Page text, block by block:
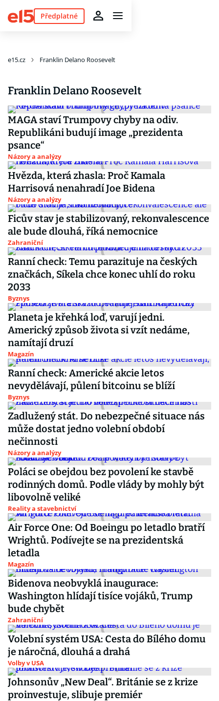
Předplatné
e15.cz Franklin Delano Roosevelt
Franklin Delano Roosevelt
MAGA staví Trumpovy chyby na odiv.
Republikáni budují image „prezidenta
psance“
Názory a analýzy
Hvězda, která zhasla: Proč Kamala
Harrisová nenahradí Joe Bidena
Názory a analýzy
Ficův stav je stabilizovaný, rekonvalescence
ale bude dlouhá, říká nemocnice
Zahraniční
Ranní check: Temu parazituje na českých
značkách, Síkela chce konec uhlí do roku
2033
Byznys
Planeta je křehká loď, varují jedni.
Americký způsob života si vzít nedáme,
namítají druzí
Magazín
Ranní check: Americké akcie letos
nevydělávají, půlení bitcoinu se blíží
Byznys
Zadlužený stát. Do nebezpečné situace nás
může dostat jedno volební období
nečinnosti
Názory a analýzy
Poláci se obejdou bez povolení ke stavbě
rodinných domů. Podle vlády by mohly být
libovolně veliké
Reality a stavebnictví
Air Force One: Od Boeingu po letadlo bratří
Wrightů. Podívejte se na prezidentská
letadla
Magazín
Bidenova neobvyklá inaugurace:
Washington hlídají tisíce vojáků, Trump
bude chybět
Zahraniční
Volební systém USA: Cesta do Bílého domu
je náročná, dlouhá a drahá
Volby v USA
Johnsonův „New Deal“. Británie se z krize
proinvestuje, slibuje premiér